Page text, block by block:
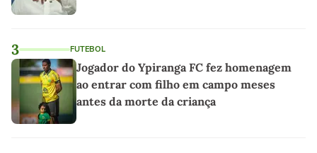
3 FUTEBOL
Jogador do Ypiranga FC fez homenagem
ao entrar com filho em campo meses
antes da morte da criança